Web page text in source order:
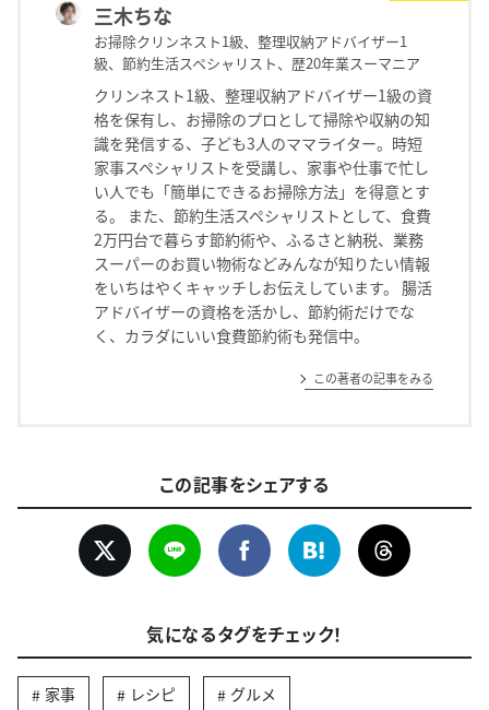
三木ちな
お掃除クリンネスト1級、整理収納アドバイザー1
級、節約生活スペシャリスト、歴20年業スーマニア
クリンネスト1級、整理収納アドバイザー1級の資
格を保有し、お掃除のプロとして掃除や収納の知
識を発信する、子ども3人のママライター。時短
家事スペシャリストを受講し、家事や仕事で忙し
い人でも「簡単にできるお掃除方法」を得意とす
る。 また、節約生活スペシャリストとして、食費
2万円台で暮らす節約術や、ふるさと納税、業務
スーパーのお買い物術などみんなが知りたい情報
をいちはやくキャッチしお伝えしています。 腸活
アドバイザーの資格を活かし、節約術だけでな
く、カラダにいい食費節約術も発信中。
この著者の記事をみる
この記事をシェアする
気になるタグをチェック！
家事 レシピ グルメ